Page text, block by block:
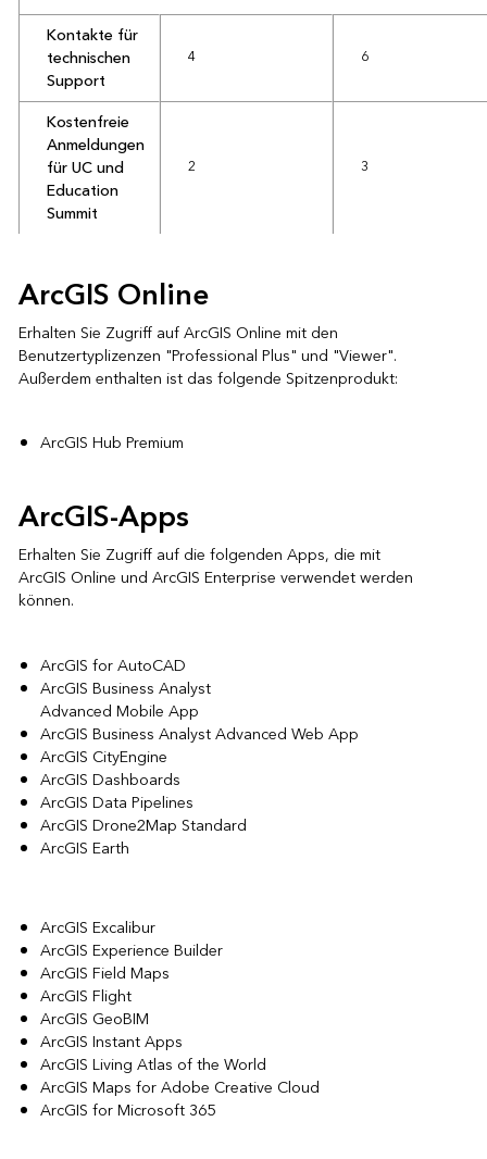
Kontakte für
technischen
Support
4 6
Kostenfreie
Anmeldungen
für UC und
Education
Summit
2 3
ArcGIS Online
Erhalten Sie Zugriff auf ArcGIS Online mit den
Benutzertyplizenzen "Professional Plus" und "Viewer".
Außerdem enthalten ist das folgende Spitzenprodukt:
ArcGIS Hub Premium
ArcGIS-Apps
Erhalten Sie Zugriff auf die folgenden Apps, die mit
ArcGIS Online und ArcGIS Enterprise verwendet werden
können.
ArcGIS for AutoCAD
ArcGIS Business Analyst
Advanced Mobile App
ArcGIS Business Analyst Advanced Web App
ArcGIS CityEngine
ArcGIS Dashboards
ArcGIS Data Pipelines
ArcGIS Drone2Map Standard
ArcGIS Earth
ArcGIS Excalibur
ArcGIS Experience Builder
ArcGIS Field Maps
ArcGIS Flight
ArcGIS GeoBIM
ArcGIS Instant Apps
ArcGIS Living Atlas of the World
ArcGIS Maps for Adobe Creative Cloud
ArcGIS for Microsoft 365